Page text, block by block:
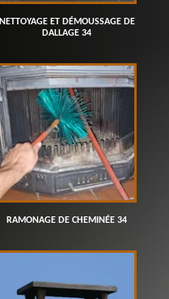
NETTOYAGE ET DÉMOUSSAGE DE
DALLAGE 34
RAMONAGE DE CHEMINÉE 34